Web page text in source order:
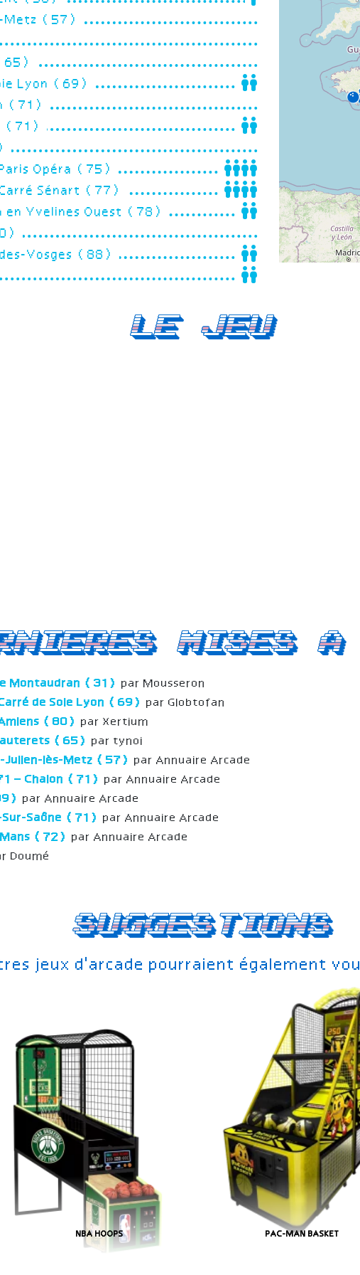
Metz (57)
Lyon (69)
(71)
(71)
Opéra (75)
Carré Sénart (77)
en Yvelines Ouest (78)
Vosges (88)
Le Jeu
Suggestions
jeux d'arcade pourraient également
NBA HOOPS PAC-MAN BASKET
mises
Montaudran (31) par Mousseron
de Soie Lyon (69) par Globtofan
Amiens (80) par Xertium
(65) par tynoi
Julien-lès-Metz (57) par Annuaire Arcade
– Chalon (71) par Annuaire Arcade
par Annuaire Arcade
Sur-Saône (71) par Annuaire Arcade
Mans (72) par Annuaire Arcade
Doumé